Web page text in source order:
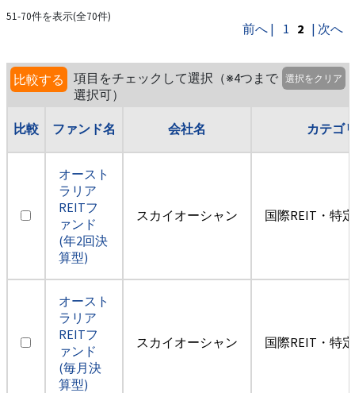
51-70件を表示(全70件)
前へ | 1 2 | 次へ
比較する
項目をチェックして選択（※4つまで
選択可）
選択をクリア
比較 ファンド名 会社名 カテゴ
オースト
ラリア
REITフ
ァンド
(年2回決
算型)
スカイオーシャン 国際REIT・特
オースト
ラリア
REITフ
ァンド
(毎月決
算型)
スカイオーシャン 国際REIT・特